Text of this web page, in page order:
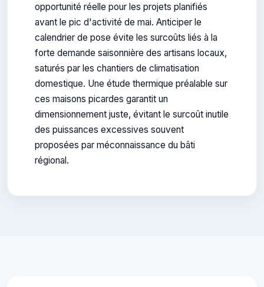
opportunité réelle pour les projets planifiés
avant le pic d'activité de mai. Anticiper le
calendrier de pose évite les surcoûts liés à la
forte demande saisonnière des artisans locaux,
saturés par les chantiers de climatisation
domestique. Une étude thermique préalable sur
ces maisons picardes garantit un
dimensionnement juste, évitant le surcoût inutile
des puissances excessives souvent
proposées par méconnaissance du bâti
régional.